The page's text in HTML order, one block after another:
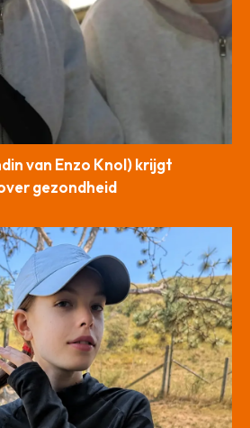
van Enzo Knol) krijgt
gezondheid